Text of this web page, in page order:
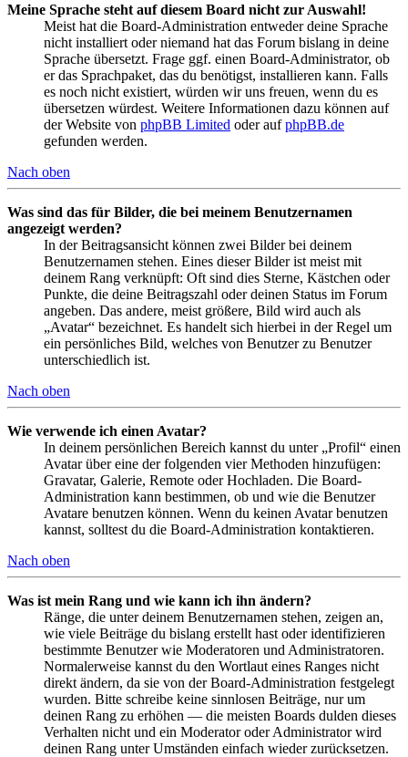
Meine Sprache steht auf diesem Board nicht zur Auswahl!
Meist hat die Board-Administration entweder deine Sprache
nicht installiert oder niemand hat das Forum bislang in deine
Sprache übersetzt. Frage ggf. einen Board-Administrator, ob
er das Sprachpaket, das du benötigst, installieren kann. Falls
es noch nicht existiert, würden wir uns freuen, wenn du es
übersetzen würdest. Weitere Informationen dazu können auf
der Website von phpBB Limited oder aufphpBB.de
gefunden werden.
Nach oben
Was sind das für Bilder, die bei meinem Benutzernamen
angezeigt werden?
In der Beitragsansicht können zwei Bilder bei deinem
Benutzernamen stehen. Eines dieser Bilder ist meist mit
deinem Rang verknüpft: Oft sind dies Sterne, Kästchen oder
Punkte, die deine Beitragszahl oder deinen Status im Forum
angeben. Das andere, meist größere, Bild wird auch als
„Avatar“ bezeichnet. Es handelt sich hierbei in der Regel um
ein persönliches Bild, welches von Benutzer zu Benutzer
unterschiedlich ist.
Nach oben
Wie verwende ich einen Avatar?
In deinem persönlichen Bereich kannst du unter „Profil“ einen
Avatar über eine der folgenden vier Methoden hinzufügen:
Gravatar, Galerie, Remote oder Hochladen. Die Board-
Administration kann bestimmen, ob und wie die Benutzer
Avatare benutzen können. Wenn du keinen Avatar benutzen
kannst, solltest du die Board-Administration kontaktieren.
Nach oben
Was ist mein Rang und wie kann ich ihn ändern?
Ränge, die unter deinem Benutzernamen stehen, zeigen an,
wie viele Beiträge du bislang erstellt hast oder identifizieren
bestimmte Benutzer wie Moderatoren und Administratoren.
Normalerweise kannst du den Wortlaut eines Ranges nicht
direkt ändern, da sie von der Board-Administration festgelegt
wurden. Bitte schreibe keine sinnlosen Beiträge, nur um
deinen Rang zu erhöhen — die meisten Boards dulden dieses
Verhalten nicht und ein Moderator oder Administrator wird
deinen Rang unter Umständen einfach wieder zurücksetzen.